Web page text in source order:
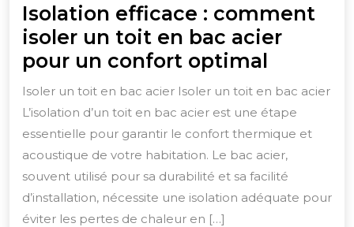
Isolation efficace : comment
isoler un toit en bac acier
pour un confort optimal
efficace
:
isoler
un
toit
Isoler un toit en bac acier Isoler un toit en bac acier
L’isolation d’un toit en bac acier est une étape
essentielle pour garantir le confort thermique et
acoustique de votre habitation. Le bac acier,
souvent utilisé pour sa durabilité et sa facilité
d’installation, nécessite une isolation adéquate pour
éviter les pertes de chaleur en […]